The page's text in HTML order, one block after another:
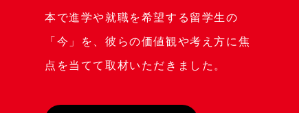
本で進学や就職を希望する留学生の
「今」を、彼らの価値観や考え方に焦
点を当てて取材いただきました。